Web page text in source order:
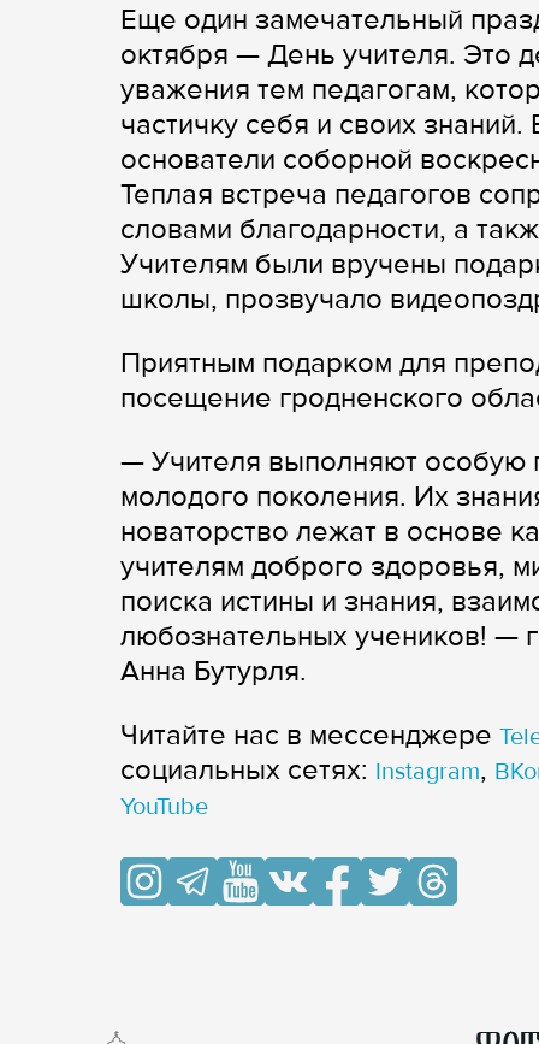
Еще один замечательный
октября — День учителя. Это
уважения тем педагогам,
частичку себя и своих
основатели соборной
Теплая встреча педагогов
словами благодарности, а
Учителям были вручены
школы, прозвучало
Приятным подарком для
посещение гродненского
— Учителя выполняют особую
молодого поколения. Их
новаторство лежат в основе
учителям доброго здоровья,
поиска истины и знания,
любознательных учеников! —
Анна Бутурля.
Читайте нас в мессенджере
cоциальных сетях: Instagram,
YouTube